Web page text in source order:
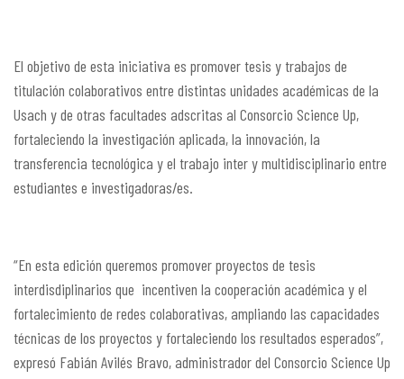
El objetivo de esta iniciativa es promover tesis y trabajos de
titulación colaborativos entre distintas unidades académicas de la
Usach y de otras facultades adscritas al Consorcio Science Up,
fortaleciendo la investigación aplicada, la innovación, la
transferencia tecnológica y el trabajo inter y multidisciplinario entre
estudiantes e investigadoras/es.
“En esta edición queremos promover proyectos de tesis
interdisdiplinarios que incentiven la cooperación académica y el
fortalecimiento de redes colaborativas, ampliando las capacidades
técnicas de los proyectos y fortaleciendo los resultados esperados”,
expresó Fabián Avilés Bravo, administrador del Consorcio Science Up